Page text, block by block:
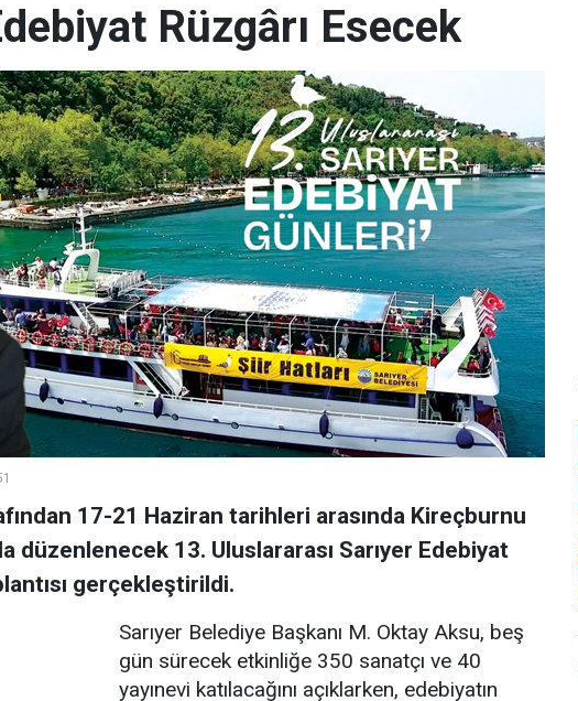
Rüzgârı Esecek
17-21 Haziran tarihleri arasında Kireçburnu
düzenlenecek 13. Uluslararası Sarıyer Edebiyat
gerçekleştirildi.
Sarıyer Belediye Başkanı M. Oktay Aksu, beş
gün sürecek etkinliğe 350 sanatçı ve 40
yayınevi katılacağını açıklarken, edebiyatın